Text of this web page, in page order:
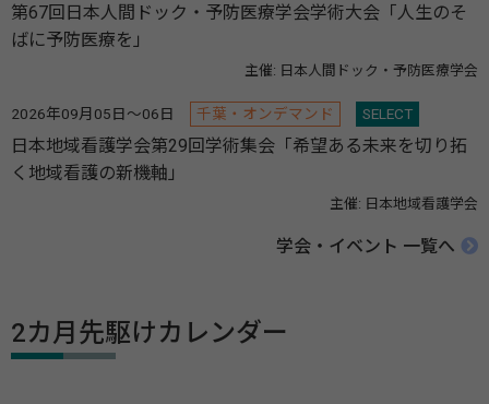
第67回日本人間ドック・予防医療学会学術大会「人生のそ
ばに予防医療を」
主催: 日本人間ドック・予防医療学会
2026年09月05日～06日 千葉・オンデマンド SELECT
日本地域看護学会第29回学術集会「希望ある未来を切り拓
く地域看護の新機軸」
主催: 日本地域看護学会
学会・イベント 一覧へ
2カ月先駆けカレンダー